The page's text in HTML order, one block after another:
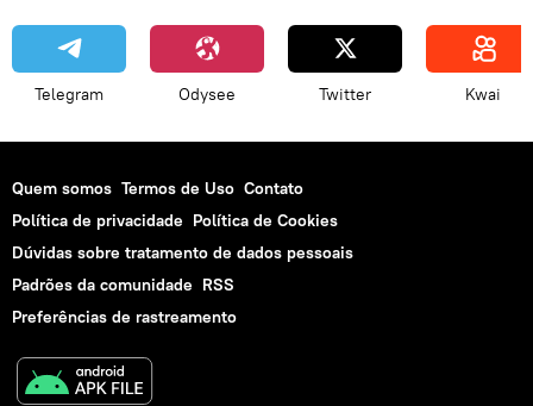
Telegram Odysee Twitter Kwai
Quem somos Termos de Uso Contato
Política de privacidade Política de Cookies
Dúvidas sobre tratamento de dados pessoais
Padrões da comunidade RSS
Preferências de rastreamento